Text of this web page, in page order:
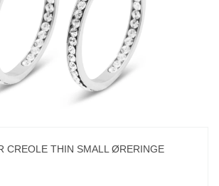
CREOLE THIN SMALL ØRERINGE